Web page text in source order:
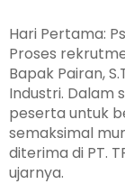
Hari Pertama:
Proses
Bapak Pairan,
Industri. Dalam
peserta untuk
semaksimal
diterima di PT.
ujarnya.